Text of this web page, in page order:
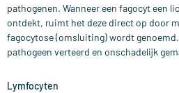
pathogenen. Wanneer een fagocyt een
ontdekt, ruimt het deze direct op door
fagocytose (omsluiting) wordt
pathogeen verteerd en onschadelijk
Lymfocyten